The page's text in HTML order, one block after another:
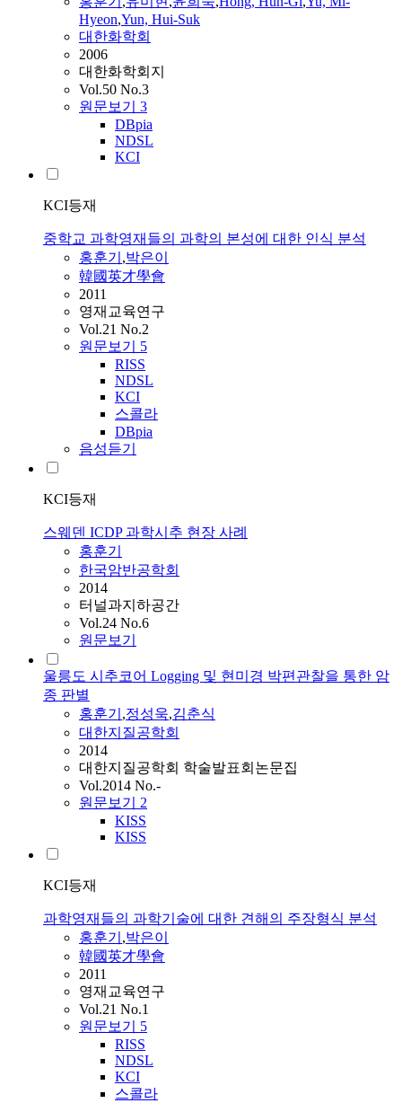
Hyeon,Yun, Hui-Suk
대한화학회
2006
대한화학회지
Vol.50 No.3
원문보기 3
DBpia
NDSL
KCI
KCI등재
중학교 과학영재들의 과학의 본성에 대한 인식 분석
홍훈기 ,박은이
韓國英才學會
2011
영재교육연구
Vol.21 No.2
원문보기 5
RISS
NDSL
KCI
스콜라
DBpia
음성듣기
KCI등재
스웨덴 ICDP 과학시추 현장 사례
홍훈기
한국암반공학회
2014
터널과지하공간
Vol.24 No.6
원문보기
울릉도 시추코어 Logging 및 현미경 박편관찰을 통한 암
종 판별
홍훈기 ,정성욱,김춘식
대한지질공학회
2014
대한지질공학회 학술발표회논문집
Vol.2014 No.-
원문보기 2
KISS
KISS
KCI등재
과학영재들의 과학기술에 대한 견해의 주장형식 분석
홍훈기 ,박은이
韓國英才學會
2011
영재교육연구
Vol.21 No.1
원문보기 5
RISS
NDSL
KCI
스콜라